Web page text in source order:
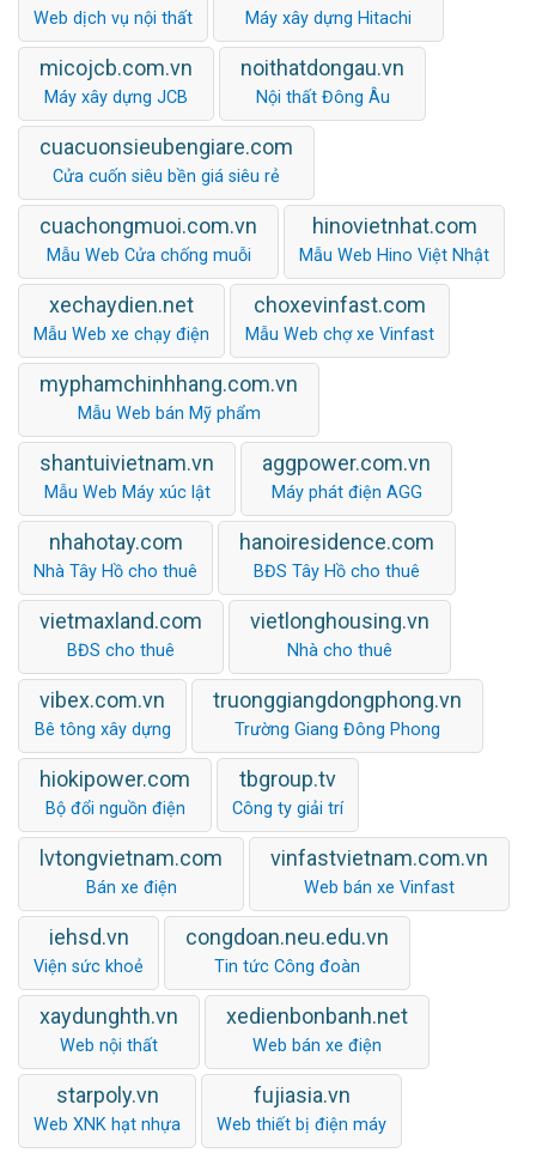
Web dịch vụ nội thất Máy xây dựng Hitachi
micojcb.com.vn
Máy xây dựng JCB
noithatdongau.vn
Nội thất Đông Âu
cuacuonsieubengiare.com
Cửa cuốn siêu bền giá siêu rẻ
cuachongmuoi.com.vn
Mẫu Web Cửa chống muỗi
hinovietnhat.com
Mẫu Web Hino Việt Nhật
xechaydien.net
Mẫu Web xe chạy điện
choxevinfast.com
Mẫu Web chợ xe Vinfast
myphamchinhhang.com.vn
Mẫu Web bán Mỹ phẩm
shantuivietnam.vn
Mẫu Web Máy xúc lật
aggpower.com.vn
Máy phát điện AGG
nhahotay.com
Nhà Tây Hồ cho thuê
hanoiresidence.com
BĐS Tây Hồ cho thuê
vietmaxland.com
BĐS cho thuê
vietlonghousing.vn
Nhà cho thuê
vibex.com.vn
Bê tông xây dựng
truonggiangdongphong.vn
Trường Giang Đông Phong
hiokipower.com
Bộ đổi nguồn điện
tbgroup.tv
Công ty giải trí
lvtongvietnam.com
Bán xe điện
vinfastvietnam.com.vn
Web bán xe Vinfast
iehsd.vn
Viện sức khoẻ
congdoan.neu.edu.vn
Tin tức Công đoàn
xaydunghth.vn
Web nội thất
xedienbonbanh.net
Web bán xe điện
starpoly.vn
Web XNK hạt nhựa
fujiasia.vn
Web thiết bị điện máy